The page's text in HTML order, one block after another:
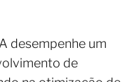
desempenhe um
de